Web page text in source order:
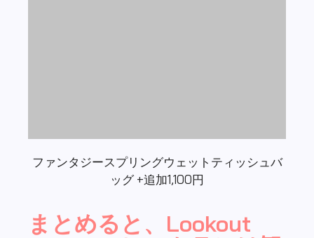
光客に適していますか?
「ルックアウトクックアウト」の総評をさせて
家族連れにぴったりの、チャーミングでユニー